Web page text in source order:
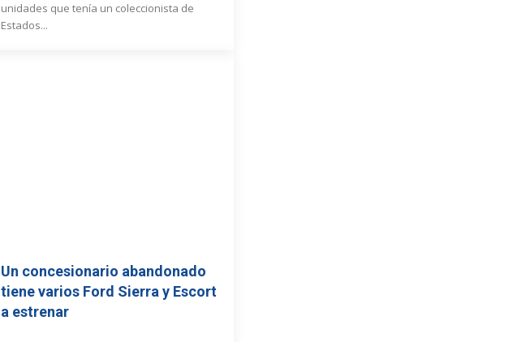
unidades que tenía un coleccionista de
Estados...
Un concesionario abandonado
tiene varios Ford Sierra y Escort
a estrenar